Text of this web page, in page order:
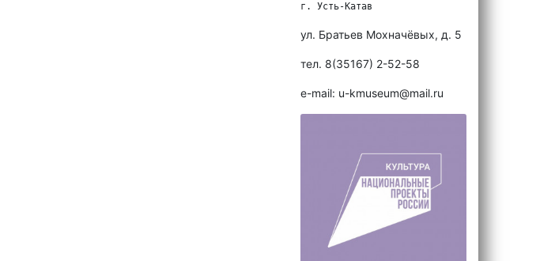
г. Усть-Катав
ул. Братьев Мохначёвых, д. 5
тел. 8(35167) 2-52-58
e-mail: u-kmuseum@mail.ru